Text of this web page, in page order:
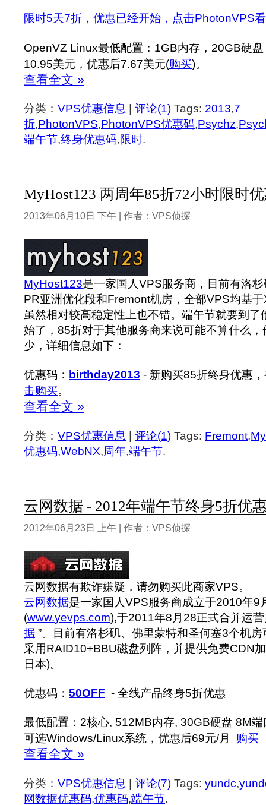
限时5天7折，优惠已经开始，点击PhotonVPS
OpenVZ Linux最低配置：1GB内存，20GB硬
10.95美元，优惠后7.67美元(购买)。
查看全文 »
分类： VPS优惠信息 评论(1) Tags: 2013,7
折,PhotonVPS,PhotonVPS优惠码,Psychz,
端午节,终身优惠码,限时.
MyHost123 两周年85折72小时限时
2013年06月10日 下午 | 作者：VPS侦探
MyHost123是一家国人VPS服务商，目前有洛
PR亚洲优化段和Fremont机房，全部VPS均基
虽然相对较高稳定性上也不错。端午节就要到了
始了，85折对于其他服务商来说可能不算什么
少，详细信息如下：
优惠码： birthday2013 - 新购买85折终身优惠
击购买。
查看全文 »
分类： VPS优惠信息 | 评论(1) Tags: Fremont,
优惠码,WebNX,周年,端午节.
云网数据 - 2012年端午节终身5折优
2012年06月23日 上午 | 作者：VPS侦探
云网数据有欺诈嫌疑，请勿购买此商家VPS。
云网数据是一家国人VPS服务商成立于2010年9
(www.yevps.com),于2011年8月28正式合并运
据 ”。目前有洛杉矶、佛里蒙特和圣何塞3个机
采用RAID10+BBU磁盘列阵，并提供免费CDN
日本)。
优惠码： 50OFF - 全线产品终身5折优惠
最低配置：2核心, 512MB内存, 30GB硬盘 8M
可选Windows/Linux系统，优惠后69元/月 购买
查看全文 »
分类： VPS优惠信息 | 评论(7) Tags: yundc,
网数据优惠码,优惠码,端午节.